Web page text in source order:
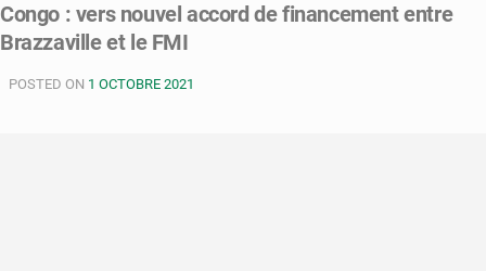
vers
une
de
Congo : vers nouvel accord de financement entre
Brazzaville et le FMI
POSTED ON 1 OCTOBRE 2021